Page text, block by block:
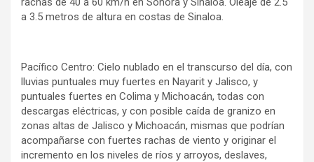
a 3.5 metros de altura en costas de Sinaloa.
Pacífico Centro: Cielo nublado en el transcurso del día, con
lluvias puntuales muy fuertes en Nayarit y Jalisco, y
puntuales fuertes en Colima y Michoacán, todas con
descargas eléctricas, y con posible caída de granizo en
zonas altas de Jalisco y Michoacán, mismas que podrían
acompañarse con fuertes rachas de viento y originar el
incremento en los niveles de ríos y arroyos, deslaves,